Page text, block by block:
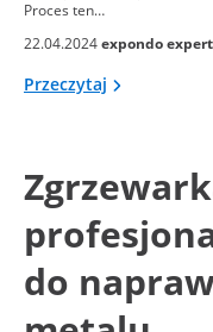
Proces ten…
22.04.2024expondo expert
Przeczytaj
do